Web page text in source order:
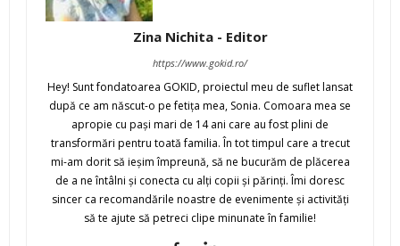
Zina Nichita - Editor
https://www.gokid.ro/
Hey! Sunt fondatoarea GOKID, proiectul meu de suflet lansat
după ce am născut-o pe fetiţa mea, Sonia. Comoara mea se
apropie cu paşi mari de 14 ani care au fost plini de
transformări pentru toată familia. În tot timpul care a trecut
mi-am dorit să ieşim împreună, să ne bucurăm de plăcerea
de a ne întâlni şi conecta cu alţi copii şi părinţi. Îmi doresc
sincer ca recomandările noastre de evenimente şi activităţi
să te ajute să petreci clipe minunate în familie!